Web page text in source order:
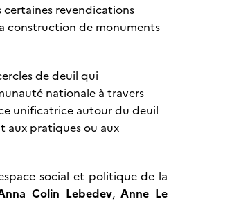
certaines revendications
construction de monuments
de deuil qui
nationale à travers
unificatrice autour du deuil
aux pratiques ou aux
social et politique de la
Colin Lebedev,Anne Le